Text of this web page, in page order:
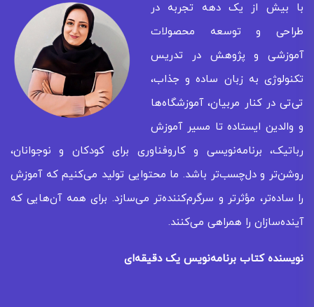
با بیش از یک دهه تجربه در
طراحی و توسعه محصولات
آموزشی و پژوهش در تدریس
تکنولوژی به زبان ساده و جذاب،
تی‌تی در کنار مربیان، آموزشگاه‌ها
و والدین ایستاده تا مسیر آموزش
رباتیک، برنامه‌نویسی و کاروفناوری برای کودکان و نوجوانان،
روشن‌تر و دل‌چسب‌تر باشد. ما محتوایی تولید می‌کنیم که آموزش
را ساده‌تر، مؤثرتر و سرگرم‌کننده‌تر می‌سازد. برای همه‌ آن‌هایی که
آینده‌سازان را همراهی می‌کنند.
نویسنده کتاب برنامه‌نویس یک دقیقه‌ای